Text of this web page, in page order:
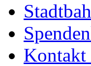
Kontakt